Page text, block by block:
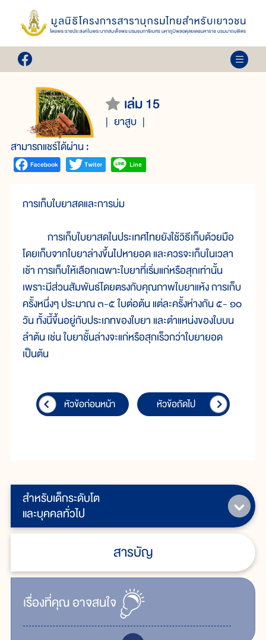
เล่ม 15
ยาสูบ
สามารถแชร์ได้ผ่าน :
สำหรับเด็กระดับโต
และบุคคลทั่วไป
สารบัญ
เรื่ิองที่คุณอาจสนใจ
การเก็บใบยาสดและการบ่ม
การเก็บใบยาสดในประเทศไทยยังใช้วิธีเก็บด้วยมือ
โดยเก็บจากใบยาล่างขึ้นไปหายอด และควรจะเก็บในเวลา
เช้า การเก็บให้เลือกเฉพาะใบยาที่เริ่มแก่หรือสุกเท่านั้น
เพราะมีส่วนสัมพันธ์โดยตรงกับคุณภาพใบยาแห้ง การเก็บ
ครั้งหนึ่งๆ ประมาณ ๓-๕ ใบต่อต้น แต่ละครั้งห่างกัน ๕- ๑๐
วัน ทั้งนี้ขึ้นอยู่กับประเภทของใบยา และตำแหน่งของใบบน
ลำต้น เช่น ใบยาชั้นล่างจะแก่หรือสุกเร็วกว่าใบยายอด
เป็นต้น
หัวข้อก่อนหน้า หัวข้อถัดไป